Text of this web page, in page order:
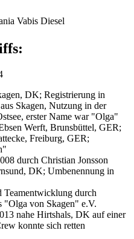
Vabis Diesel
DK; Registrierung in
Skagen, Nutzung in der
erster Name war "Olga"
Werft, Brunsbüttel, GER;
Freiburg, GER;
durch Christian Jonsson
DK; Umbenennung in
durch
"Olga von Skagen" e.V.
nahe Hirtshals, DK auf einer
konnte sich retten